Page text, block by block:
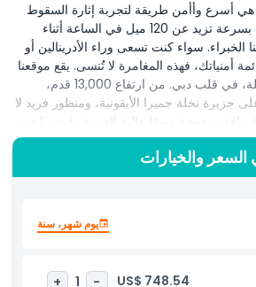
هي أسرع وأأمن طريقة لتجربة إثارة السقوط
الحر والانحدار عبر السماء بسرعة تزيد عن 120 ميل في الساعة أثناء
الخبراء. سواء كنت تسعى وراء الأدرينالين أو
فهذه المغامرة لا تُنسى. يقع موقعنا
المميز، منطقة هبوط النخلة، في قلب دبي. من ارتفاع 13,000 قدم،
جزيرة نخلة جميرا الأيقونية، ومنظور فريد لا
باقة مزدوجة صورًا عالية الجودة وفيديو مُحرر
احترافيًا لقفزتك، يُسَلَّم على محرك أقراص USB بعد ساعة واحدة فقط
قابلية للمشاركة؟ يمكنك الترقية للحصول
واحدة مثالي للنشر على وسائل التواصل
التأكد من استيفائك لجميع متطلبات السلامة
بصرامة، ولا تُسترد الودائع إذا لم تكن مؤهلاً.
السعر والخيارات
يوم شهر، سنة
US$ 748.54
-
1
+